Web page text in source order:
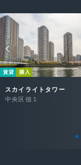
賃貸 購入
スカイライトタワー
中央区佃１